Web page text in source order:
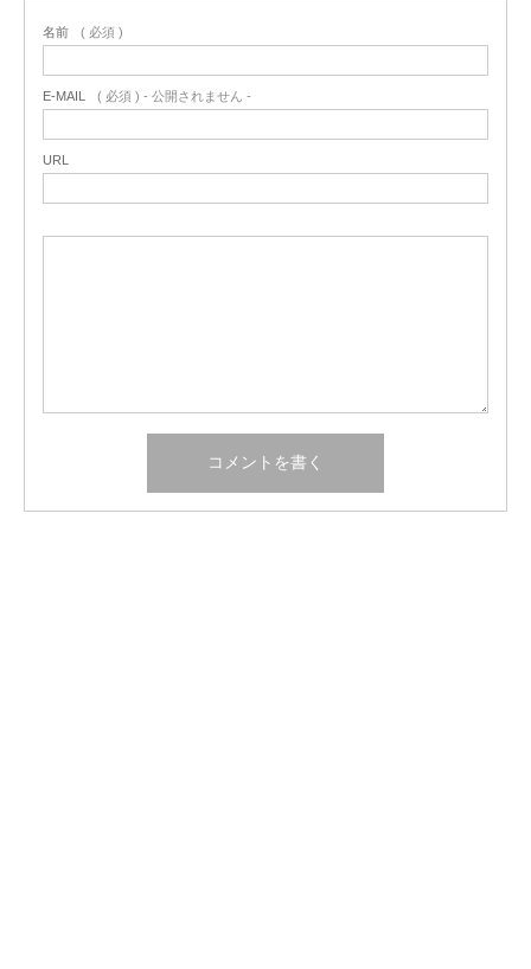
名前 ( 必須 )
E-MAIL ( 必須 ) - 公開されません -
URL